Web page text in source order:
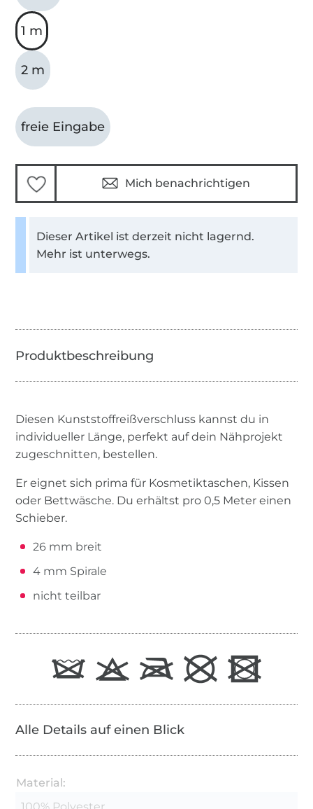
1 m
2 m
freie Eingabe
Mich benachrichtigen
Dieser Artikel ist derzeit nicht lagernd.
Mehr ist unterwegs.
Diesen Kunststoffreißverschluss kannst du in
individueller Länge, perfekt auf dein Nähprojekt
zugeschnitten, bestellen.
Er eignet sich prima für Kosmetiktaschen, Kissen
oder Bettwäsche. Du erhältst pro 0,5 Meter einen
Schieber.
26 mm breit
4 mm Spirale
nicht teilbar
Alle Details auf einen Blick
Material: